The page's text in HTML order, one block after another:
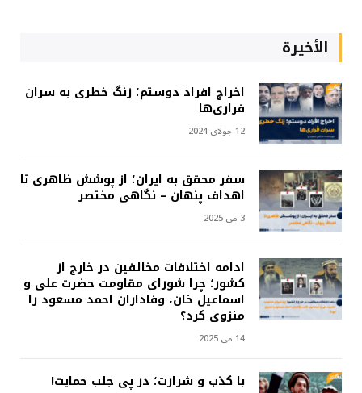
الأخيرة
اخراج افراد دوستم؛ زنگ خطری به سران
فراری‌ها
12 جولای 2024
سفر محقق به ایران؛ از پوشش ظاهری تا
اهداف پنهان – نگاهی مختصر
3 می 2025
ادامه اختلافات مخالفین در خارج از
کشور؛ چرا شورای مقاومت حضرت علی و
اسماعیل خان، وفاداران احمد مسعود را
منزوی کرد؟
14 می 2025
با کذب و شرارت؛ در پی جلب حمایت!